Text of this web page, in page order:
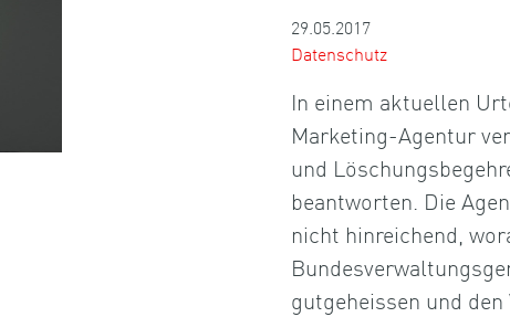
29.05.2017
Datenschutz
In einem aktuellen
Marketing-Agentur
und
beantworten. Die
nicht hinreichend,
gutgeheissen und den